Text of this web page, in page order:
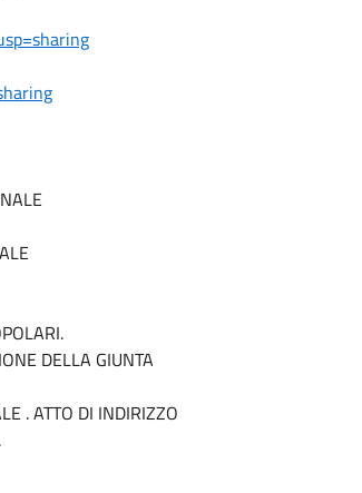
DELLA GIUNTA
. ATTO DI INDIRIZZO